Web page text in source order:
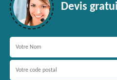
Devis